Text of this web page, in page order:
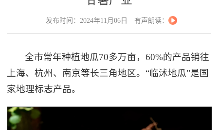
发布时间：2024年11月06日 有声朗读：
全市常年种植地瓜70多万亩，60%的产品销往
上海、杭州、南京等长三角地区。“临沭地瓜”是国
家地理标志产品。